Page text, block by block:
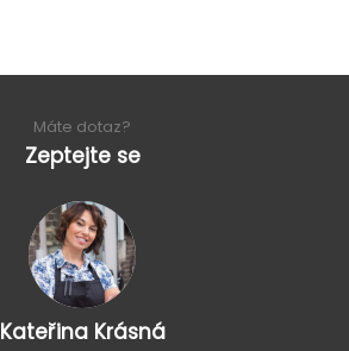
Máte dotaz?
Zeptejte se
Kateřina Krásná